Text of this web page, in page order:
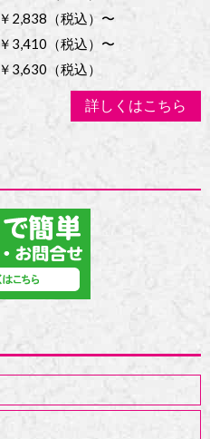
￥2,838（税込）〜
￥3,410（税込）〜
￥3,630（税込）
詳しくはこちら